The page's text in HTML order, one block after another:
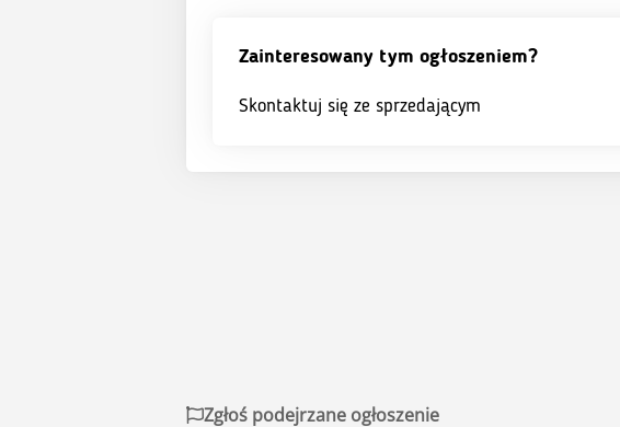
Zainteresowany tym ogłoszeniem?
Skontaktuj się ze sprzedającym
Zgłoś podejrzane ogłoszenie